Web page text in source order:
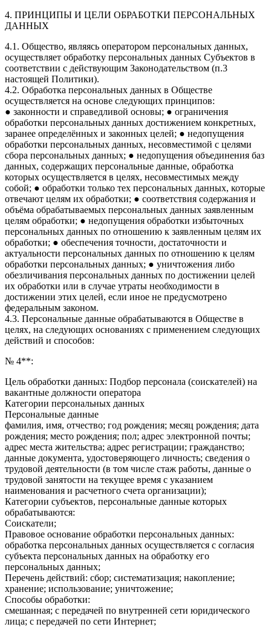
4. ПРИНЦИПЫ И ЦЕЛИ ОБРАБОТКИ ПЕРСОНАЛЬНЫХ
ДАННЫХ
4.1. Общество, являясь оператором персональных данных,
осуществляет обработку персональных данных Субъектов в
соответствии с действующим Законодательством (п.3
настоящей Политики).
4.2. Обработка персональных данных в Обществе
осуществляется на основе следующих принципов:
● законности и справедливой основы; ● ограничения
обработки персональных данных достижением конкретных,
заранее определённых и законных целей; ● недопущения
обработки персональных данных, несовместимой с целями
сбора персональных данных; ● недопущения объединения баз
данных, содержащих персональные данные, обработка
которых осуществляется в целях, несовместимых между
собой; ● обработки только тех персональных данных, которые
отвечают целям их обработки; ● соответствия содержания и
объёма обрабатываемых персональных данных заявленным
целям обработки; ● недопущения обработки избыточных
персональных данных по отношению к заявленным целям их
обработки; ● обеспечения точности, достаточности и
актуальности персональных данных по отношению к целям
обработки персональных данных; ● уничтожения либо
обезличивания персональных данных по достижении целей
их обработки или в случае утраты необходимости в
достижении этих целей, если иное не предусмотрено
федеральным законом.
4.3. Персональные данные обрабатываются в Обществе в
целях, на следующих основаниях с применением следующих
действий и способов:
№ 4**:
Цель обработки данных: Подбор персонала (соискателей) на
вакантные должности оператора
Категории персональных данных
Персональные данные
фамилия, имя, отчество; год рождения; месяц рождения; дата
рождения; место рождения; пол; адрес электронной почты;
адрес места жительства; адрес регистрации; гражданство;
данные документа, удостоверяющего личность; сведения о
трудовой деятельности (в том числе стаж работы, данные о
трудовой занятости на текущее время с указанием
наименования и расчетного счета организации);
Категории субъектов, персональные данные которых
обрабатываются:
Соискатели;
Правовое основание обработки персональных данных:
обработка персональных данных осуществляется с согласия
субъекта персональных данных на обработку его
персональных данных;
Перечень действий: сбор; систематизация; накопление;
хранение; использование; уничтожение;
Способы обработки:
смешанная; с передачей по внутренней сети юридического
лица; с передачей по сети Интернет;